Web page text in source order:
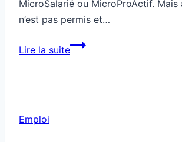
MicroSalarié ou MicroProActif.
n’est pas permis et…
Lire la suiteComment
Emploi